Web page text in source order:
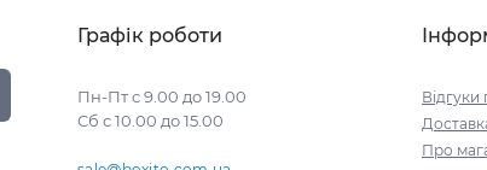
Графік роботи
Пн-Пт с 9.00 до 19.00
Сб с 10.00 до 15.00
Відгуки
Про